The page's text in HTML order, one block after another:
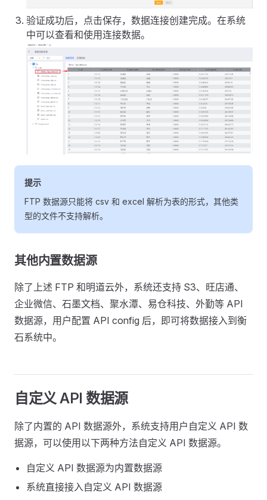
验证成功后，点击保存，数据连接创建完成。在系统
中可以查看和使用连接数据。
提示
FTP 数据源只能将 csv 和 excel 解析为表的形式，其他类
型的文件不支持解析。
其他内置数据源
除了上述 FTP 和明道云外，系统还支持 S3、旺店通、
企业微信、石墨文档、聚水潭、易仓科技、外勤等 API
数据源，用户配置 API config 后，即可将数据接入到衡
石系统中。
自定义 API 数据源
除了内置的 API 数据源外，系统支持用户自定义 API 数
据源，可以使用以下两种方法自定义 API 数据源。
自定义 API 数据源为内置数据源
系统直接接入自定义 API 数据源